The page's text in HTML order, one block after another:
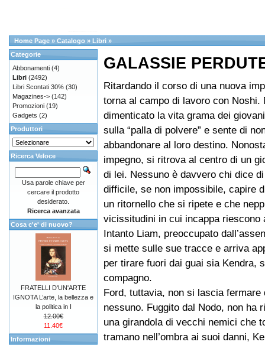
Home Page » Catalogo » Libri »
GALASSIE
Ritardando il corso di una nuova
torna al campo di lavoro con Noshi.
dimenticato la vita grama dei
sulla “palla di polvere” e sente di
abbandonare al loro destino.
impegno, si ritrova al centro di un
di lei. Nessuno è davvero chi dice
difficile, se non impossibile, capire
un ritornello che si ripete e che
vicissitudini in cui incappa riescono
Intanto Liam, preoccupato
si mette sulle sue tracce e arriva
per tirare fuori dai guai sia Kendra,
compagno.
Ford, tuttavia, non si lascia fermare
nessuno. Fuggito dal Nodo, non ha
una girandola di vecchi nemici che
tramano nell’ombra ai suoi danni,
Categorie
Abbonamenti (4)
Libri (2492)
Libri Scontati 30% (30)
Magazines-> (142)
Promozioni (19)
Gadgets (2)
Produttori
Ricerca Veloce
Usa parole chiave per
cercare il prodotto
desiderato.
Ricerca avanzata
Cosa c'e' di nuovo?
FRATELLI D'UN'ARTE
IGNOTA L’arte, la bellezza e
la politica in I
12.00€
11.40€
Informazioni